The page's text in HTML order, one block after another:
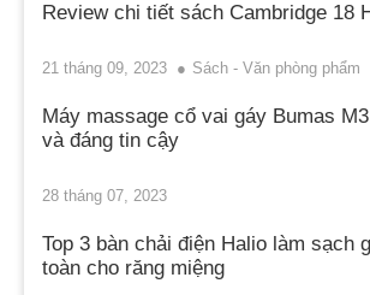
Review chi tiết sách Cambridge 18
21 tháng 09, 2023 Sách - Văn phòng phẩm
Máy massage cổ vai gáy Bumas
và đáng tin cậy
28 tháng 07, 2023
Top 3 bàn chải điện Halio làm sạch
toàn cho răng miệng